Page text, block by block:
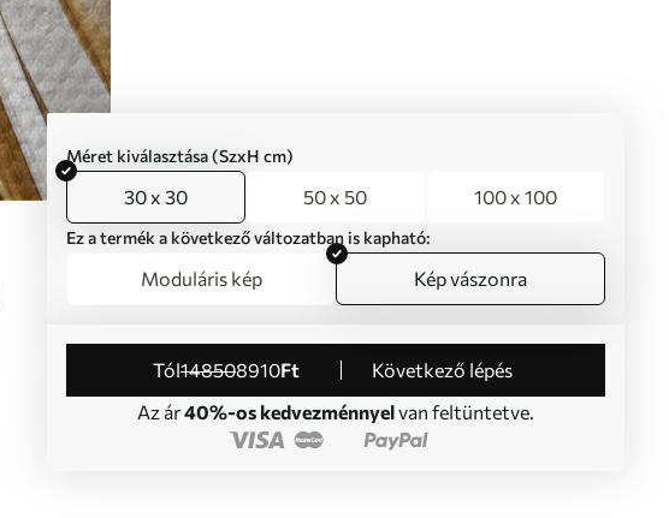
Méret kiválasztása (SzxH cm)
30 x 30 50 x 50 100 x 100
Ez a termék a következő változatban is kapható:
Moduláris kép Kép vászonra
Tól148508910Ft
Következő lépés
Az ár40%-os kedvezménnyelvan feltüntetve.